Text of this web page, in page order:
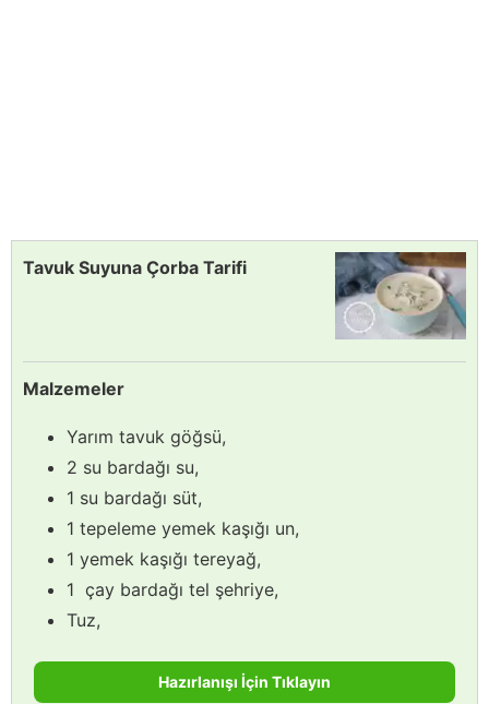
Tavuk Suyuna Çorba Tarifi
Malzemeler
Yarım tavuk göğsü,
2 su bardağı su,
1 su bardağı süt,
1 tepeleme yemek kaşığı un,
1 yemek kaşığı tereyağ,
1 çay bardağı tel şehriye,
Tuz,
Hazırlanışı İçin Tıklayın